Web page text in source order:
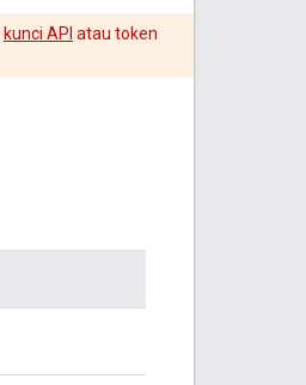
kunci API atau token